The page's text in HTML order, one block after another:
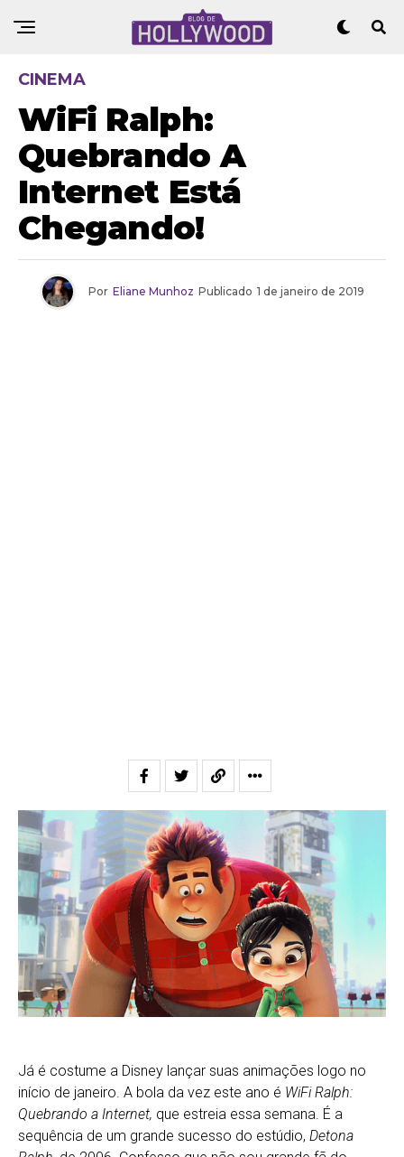
CINEMA
WiFi Ralph:
Quebrando A
Internet Está
Chegando!
Por Eliane Munhoz Publicado 1 de janeiro de 2019
Já é costume a Disney lançar suas animações logo no
início de janeiro. A bola da vez este ano é WiFi Ralph:
Quebrando a Internet, que estreia essa semana. É a
sequência de um grande sucesso do estúdio, Detona